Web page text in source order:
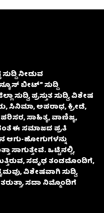
ನೀಡುವ
ಬೀಟ್” ಸುದ್ದಿ
ಸುದ್ದಿ, ಪ್ರಸ್ತುತ ಸುದ್ದಿ, ವಿಶೇಷ
ಸಿನಿಮಾ, ಅಪರಾಧ, ಕ್ರೀಡೆ,
ಸಾಹಿತ್ಯ, ವಾಣಿಜ್ಯ,
ಈ ಸಮಾಜದ ಪ್ರತಿ
ಆಗು-ಹೋಗುಗಳನ್ನು
ಸಾಗುತ್ತೇವೆ. ಒಟ್ಟಿನಲ್ಲಿ,
ಸದೃಢ ತಂಡದೊಂದಿಗೆ,
ವಿಶೇಷವಾಗಿ ಸುದ್ದಿ,
ಸದಾ ನಿಮ್ಮೊಂದಿಗೆ